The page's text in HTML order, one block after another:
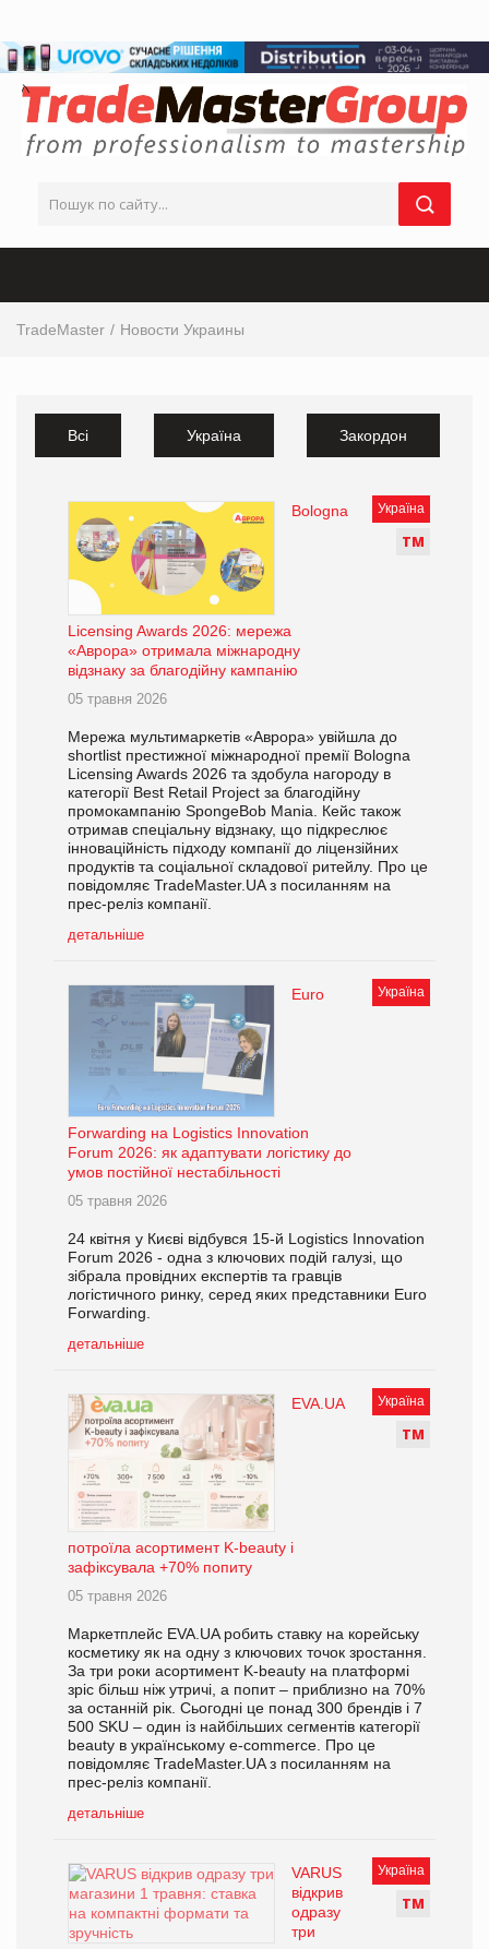
TradeMaster Новости Украины
Всі Україна Закордон
Україна
ТМ
Bologna
Licensing Awards 2026: мережа
«Аврора» отримала міжнародну
відзнаку за благодійну кампанію
05 травня 2026
Мережа мультимаркетів «Аврора» увійшла до
shortlist престижної міжнародної премії Bologna
Licensing Awards 2026 та здобула нагороду в
категорії Best Retail Project за благодійну
промокампанію SpongeBob Mania. Кейс також
отримав спеціальну відзнаку, що підкреслює
інноваційність підходу компанії до ліцензійних
продуктів та соціальної складової ритейлу. Про це
повідомляє TradeMaster.UA з посиланням на
прес-реліз компанії.
детальніше
Україна
Euro
Forwarding на Logistics Innovation
Forum 2026: як адаптувати логістику до
умов постійної нестабільності
05 травня 2026
24 квітня у Києві відбувся 15-й Logistics Innovation
Forum 2026 - одна з ключових подій галузі, що
зібрала провідних експертів та гравців
логістичного ринку, серед яких представники Euro
Forwarding.
детальніше
Україна
ТМ
EVA.UA
потроїла асортимент K-beauty і
зафіксувала +70% попиту
05 травня 2026
Маркетплейс EVA.UA робить ставку на корейську
косметику як на одну з ключових точок зростання.
За три роки асортимент K-beauty на платформі
зріс більш ніж утричі, а попит – приблизно на 70%
за останній рік. Сьогодні це понад 300 брендів і 7
500 SKU – один із найбільших сегментів категорії
beauty в українському e-commerce. Про це
повідомляє TradeMaster.UA з посиланням на
прес-реліз компанії.
детальніше
Україна
ТМ
VARUS
відкрив
одразу
три